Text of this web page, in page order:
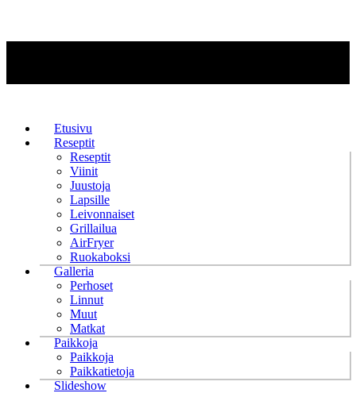
Etusivu
Reseptit
Reseptit
Viinit
Juustoja
Lapsille
Leivonnaiset
Grillailua
AirFryer
Ruokaboksi
Galleria
Perhoset
Linnut
Muut
Matkat
Paikkoja
Paikkoja
Paikkatietoja
Slideshow